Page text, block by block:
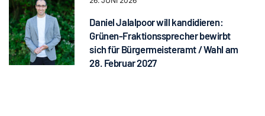
Daniel Jalalpoor will kandidieren:
Grünen-Fraktionssprecher bewirbt
sich für Bürgermeisteramt / Wahl am
28. Februar 2027